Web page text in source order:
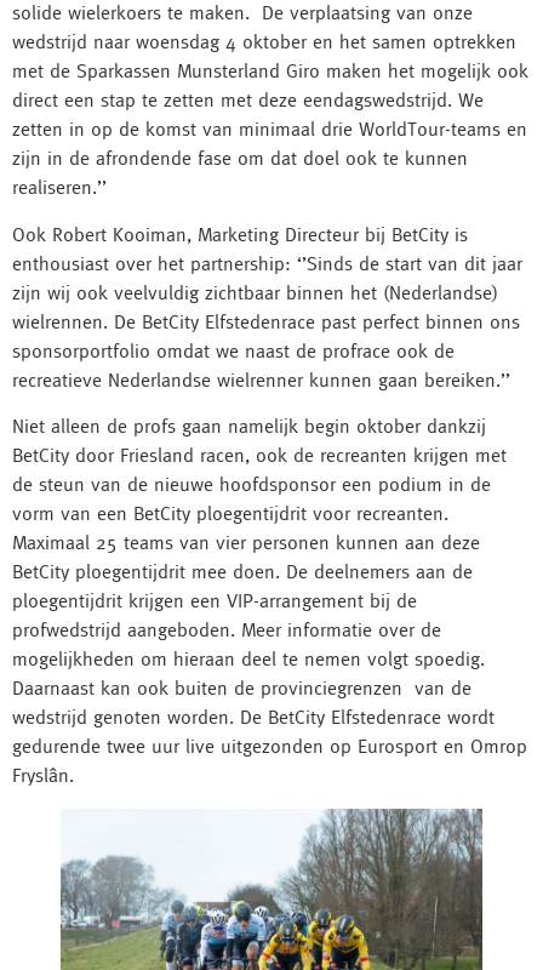
solide wielerkoers te maken. De verplaatsing van onze
wedstrijd naar woensdag 4 oktober en het samen optrekken
met de Sparkassen Munsterland Giro maken het mogelijk ook
direct een stap te zetten met deze eendagswedstrijd. We
zetten in op de komst van minimaal drie WorldTour-teams en
zijn in de afrondende fase om dat doel ook te kunnen
realiseren.’’
Ook Robert Kooiman, Marketing Directeur bij BetCity is
enthousiast over het partnership: ‘’Sinds de start van dit jaar
zijn wij ook veelvuldig zichtbaar binnen het (Nederlandse)
wielrennen. De BetCity Elfstedenrace past perfect binnen ons
sponsorportfolio omdat we naast de profrace ook de
recreatieve Nederlandse wielrenner kunnen gaan bereiken.’’
Niet alleen de profs gaan namelijk begin oktober dankzij
BetCity door Friesland racen, ook de recreanten krijgen met
de steun van de nieuwe hoofdsponsor een podium in de
vorm van een BetCity ploegentijdrit voor recreanten.
Maximaal 25 teams van vier personen kunnen aan deze
BetCity ploegentijdrit mee doen. De deelnemers aan de
ploegentijdrit krijgen een VIP-arrangement bij de
profwedstrijd aangeboden. Meer informatie over de
mogelijkheden om hieraan deel te nemen volgt spoedig.
Daarnaast kan ook buiten de provinciegrenzen van de
wedstrijd genoten worden. De BetCity Elfstedenrace wordt
gedurende twee uur live uitgezonden op Eurosport en Omrop
Fryslân.